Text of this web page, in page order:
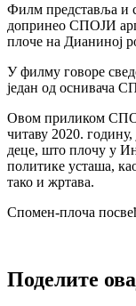
Филм представља и
допринео СПОЈИ
плоче на Дианиној
У филму говоре
један од оснивача
Овом приликом
читаву 2020.
деце, што плочу у
политике усташа,
тако и жртава.
Спомен-плоча
Поделите